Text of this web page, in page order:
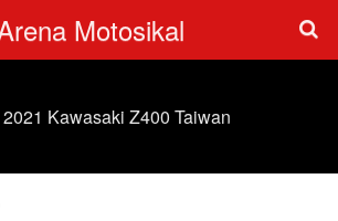
Motosikal
2021 Kawasaki Z400 Taiwan